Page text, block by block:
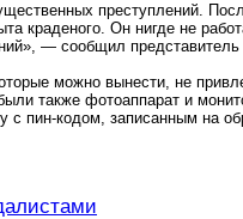
преступлений.
краденого. Он нигде не
— сообщил
можно вынести, не
также фотоаппарат и
пин-кодом, записанным на